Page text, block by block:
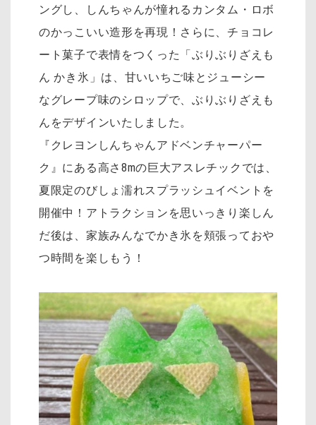
ングし、しんちゃんが憧れるカンタム・ロボ
のかっこいい造形を再現！さらに、チョコレ
ート菓子で表情をつくった「ぶりぶりざえも
ん かき氷」は、甘いいちご味とジューシー
なグレープ味のシロップで、ぶりぶりざえも
んをデザインいたしました。
『クレヨンしんちゃんアドベンチャーパー
ク』にある高さ8mの巨大アスレチックでは、
夏限定のびしょ濡れスプラッシュイベントを
開催中！アトラクションを思いっきり楽しん
だ後は、家族みんなでかき氷を頬張っておや
つ時間を楽しもう！